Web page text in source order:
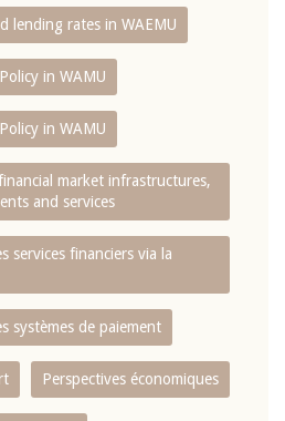
lending rates in WAEMU
in WAMU
in WAMU
market infrastructures,
and services
services financiers via la
systèmes de paiement
Perspectives économiques